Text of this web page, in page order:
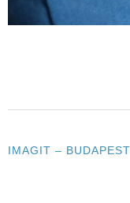
IMAGIT –